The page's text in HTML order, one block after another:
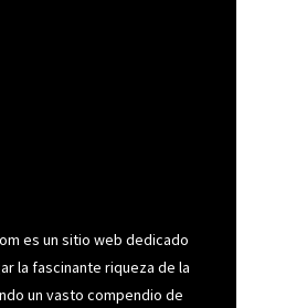
es un sitio web dedicado
la fascinante riqueza de la
un vasto compendio de